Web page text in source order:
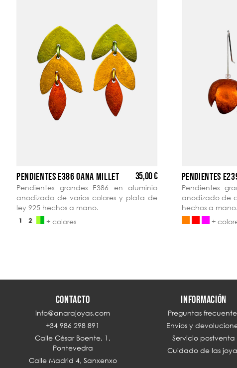
PENDIENTES E386 OANA MILLET 35,00 €
Pendientes grandes E386 en aluminio
anodizado de varios colores y plata de
ley 925 hechos a mano.
+ colores
PENDIENTES
Pendientes
anodizado de
hechos a mano.
+
CONTACTO
info@anarajoyas.com
+34 986 298 891
Calle César Boente, 1,
Pontevedra
Calle Madrid 4, Sanxenxo
INFORMACIÓN
Preguntas
Envíos y
Servicio postventa
Cuidado de las